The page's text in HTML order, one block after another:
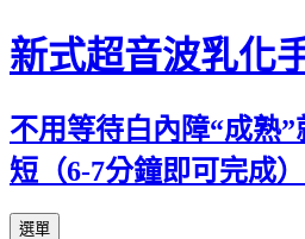
新式超音波乳化
不用等待白內障“成熟
短（6-7分鐘即可完成
選單